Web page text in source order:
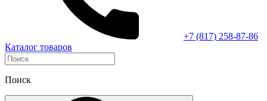
+7 (817) 258-87-86
Каталог товаров
Поиск